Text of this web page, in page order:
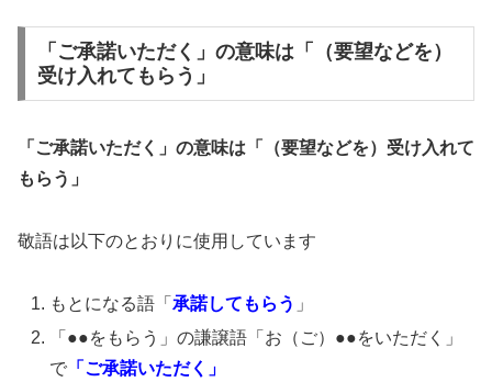
「ご承諾いただく」の意味は「（要望などを）
受け入れてもらう」
「ご承諾いただく」の意味は「（要望などを）受け入れて
もらう」
敬語は以下のとおりに使用しています
もとになる語「承諾してもらう 」
「●●をもらう」の謙譲語「お（ご）●●をいただく」
で 「ご承諾いただく」